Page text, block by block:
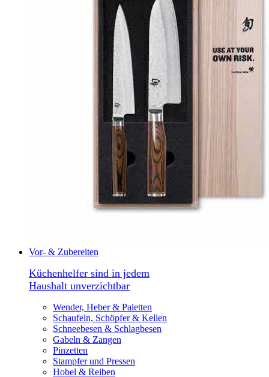
Vor- & Zubereiten
Küchenhelfer sind in jedem
Haushalt unverzichtbar
Wender, Heber & Paletten
Schaufeln, Schöpfer & Kellen
Schneebesen & Schlagbesen
Gabeln & Zangen
Pinzetten
Stampfer und Pressen
Hobel & Reiben